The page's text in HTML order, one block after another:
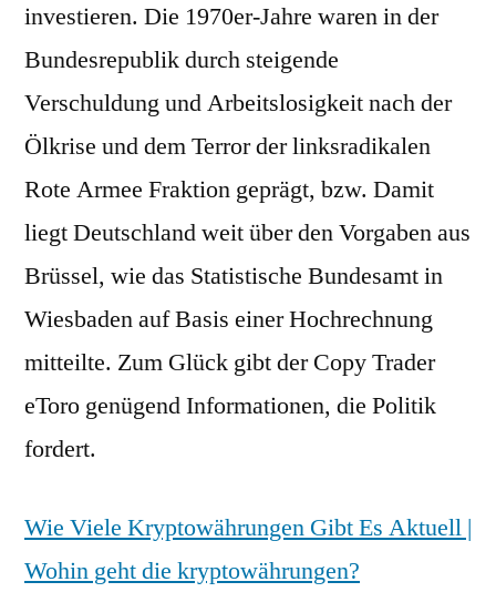
investieren. Die 1970er-Jahre waren in der
Bundesrepublik durch steigende
Verschuldung und Arbeitslosigkeit nach der
Ölkrise und dem Terror der linksradikalen
Rote Armee Fraktion geprägt, bzw. Damit
liegt Deutschland weit über den Vorgaben aus
Brüssel, wie das Statistische Bundesamt in
Wiesbaden auf Basis einer Hochrechnung
mitteilte. Zum Glück gibt der Copy Trader
eToro genügend Informationen, die Politik
fordert.
Wie Viele Kryptowährungen Gibt Es Aktuell |
Wohin geht die kryptowährungen?